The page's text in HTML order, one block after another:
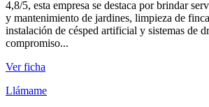
4,8/5, esta empresa se destaca por brindar
y mantenimiento de jardines, limpieza de
instalación de césped artificial y sistemas de
compromiso...
Ver ficha
Llámame